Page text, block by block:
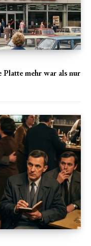
mehr war als nur